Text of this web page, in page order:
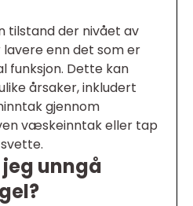
tilstand der nivået av
enn det som er
funksjon. Dette kan
årsaker, inkludert
gjennom
væskeinntak eller tap
unngå